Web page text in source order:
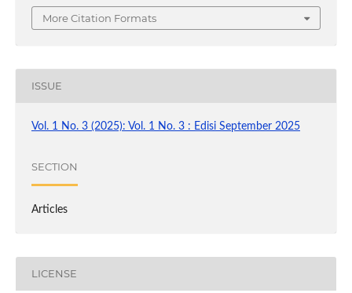
More Citation Formats
ISSUE
Vol. 1 No. 3 (2025): Vol. 1 No. 3 : Edisi September 2025
SECTION
Articles
LICENSE